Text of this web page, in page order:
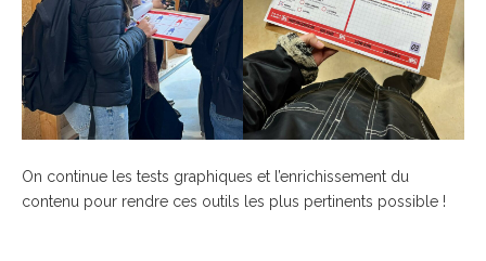
On continue les tests graphiques et l’enrichissement du
contenu pour rendre ces outils les plus pertinents possible !